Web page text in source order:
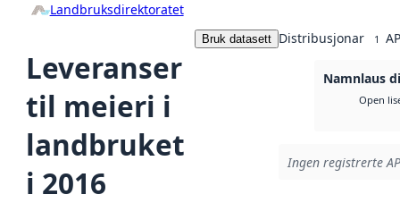
Landbruksdirektoratet
Leveranser
til meieri i
landbruket
i 2016
Bruk datasett Distribusjonar 1
Namnlaus
Open
Ingen registrerte